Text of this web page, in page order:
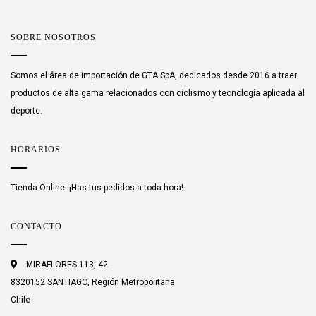
SOBRE NOSOTROS
Somos el área de importación de GTA SpA, dedicados desde 2016 a traer
productos de alta gama relacionados con ciclismo y tecnología aplicada al
deporte.
HORARIOS
Tienda Online. ¡Has tus pedidos a toda hora!
CONTACTO
MIRAFLORES 113, 42
8320152 SANTIAGO, Región Metropolitana
Chile